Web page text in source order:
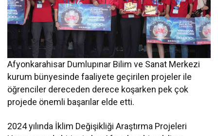
Afyonkarahisar Dumlupınar Bilim ve Sanat Merkezi
kurum bünyesinde faaliyete geçirilen projeler ile
öğrenciler dereceden derece koşarken pek çok
projede önemli başarılar elde etti.
2024 yılında İklim Değişikliği Araştırma Projeleri